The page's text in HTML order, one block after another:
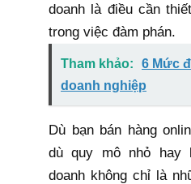
doanh là điều cần
trong việc đàm phán.
Tham khảo:
6 Mức
doanh nghiệp
Dù bạn bán hàng
dù quy mô nhỏ hay
doanh không chỉ là